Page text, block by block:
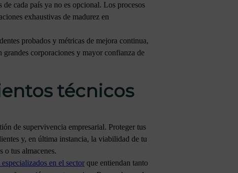
cada país ya no es opcional. Los procesos
exhaustivas de madurez en
probados y métricas de mejora continua,
corporaciones y mayor confianza de
técnicos
de supervivencia empresarial. Proteger tus
y, en última instancia, la viabilidad de tu
o tus almacenes.
en el sector que entiendan tanto